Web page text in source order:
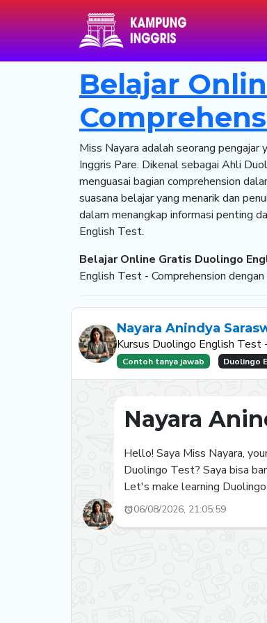
Belajar
Miss Nayara adalah seorang
Inggris Pare. Dikenal sebagai Ahli
menguasai bagian comprehension
suasana belajar yang menarik dan
dalam menangkap informasi penting
English Test.
Belajar Online Gratis Duolingo
English Test - Comprehension dengan
Nayara Anindya
Kursus Duolingo English Test
Contoh tanya jawab Duolingo
Nayara
Hello! Saya Miss Nayara,
Duolingo Test? Saya bisa
Let's make learning
06/08/2026, 21:05:59